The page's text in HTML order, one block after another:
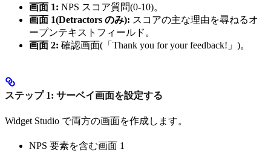
画面 1: NPS スコア質問(0-10)。
画面 1(Detractors のみ): スコアの主な理由を尋ねるオ
ープンテキストフィールド。
画面 2: 確認画面(「Thank you for your feedback!」)。
ステップ 1: サーベイ画面を設定する
Widget Studio で両方の画面を作成します。
NPS 要素を含む画面 1